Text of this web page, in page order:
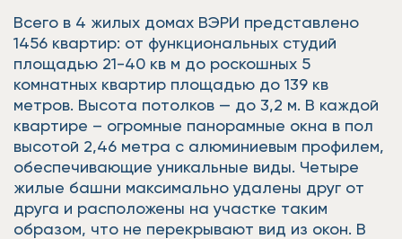
Всего в 4 жилых домах ВЭРИ представлено
1456 квартир: от функциональных студий
площадью 21-40 кв м до роскошных 5
комнатных квартир площадью до 139 кв
метров. Высота потолков — до 3,2 м. В каждой
квартире – огромные панорамные окна в пол
высотой 2,46 метра с алюминиевым профилем,
обеспечивающие уникальные виды. Четыре
жилые башни максимально удалены друг от
друга и расположены на участке таким
образом, что не перекрывают вид из окон. В